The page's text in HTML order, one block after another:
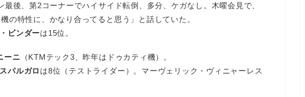
最後、第2コーナーでハイサイド転倒、多分、ケガなし。木曜会見で、
の特性に、かなり合ってると思う」と話していた。
ビンダーは15位。
ーニ （KTMテック3、昨年はドゥカティ機）。
パルガロ は8位（テストライダー）。マーヴェリック・ヴィニャーレス